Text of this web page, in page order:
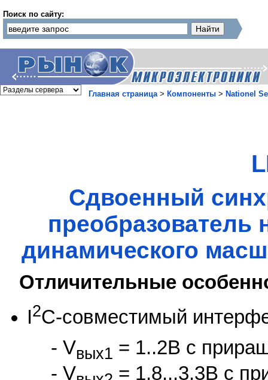
Поиск по сайту:
Главная страница> Компоненты > Nationel
Сдвоенный
преобразователь
динамического
Отличительные
I2C-совместимый
- Vвых1 = 1..2В с
- V
= 1.8...3.3В с